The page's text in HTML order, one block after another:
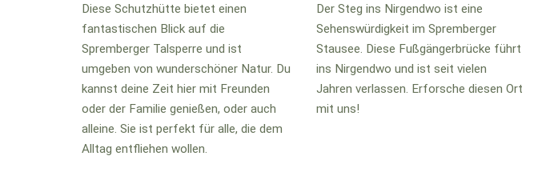
Diese Schutzhütte bietet einen
fantastischen Blick auf die
Spremberger Talsperre und ist
umgeben von wunderschöner Natur. Du
kannst deine Zeit hier mit Freunden
oder der Familie genießen, oder auch
alleine. Sie ist perfekt für alle, die dem
Alltag entfliehen wollen.
Der Steg ins Nirgendwo ist eine
Sehenswürdigkeit im Spremberger
Stausee. Diese Fußgängerbrücke führt
ins Nirgendwo und ist seit vielen
Jahren verlassen. Erforsche diesen Ort
mit uns!